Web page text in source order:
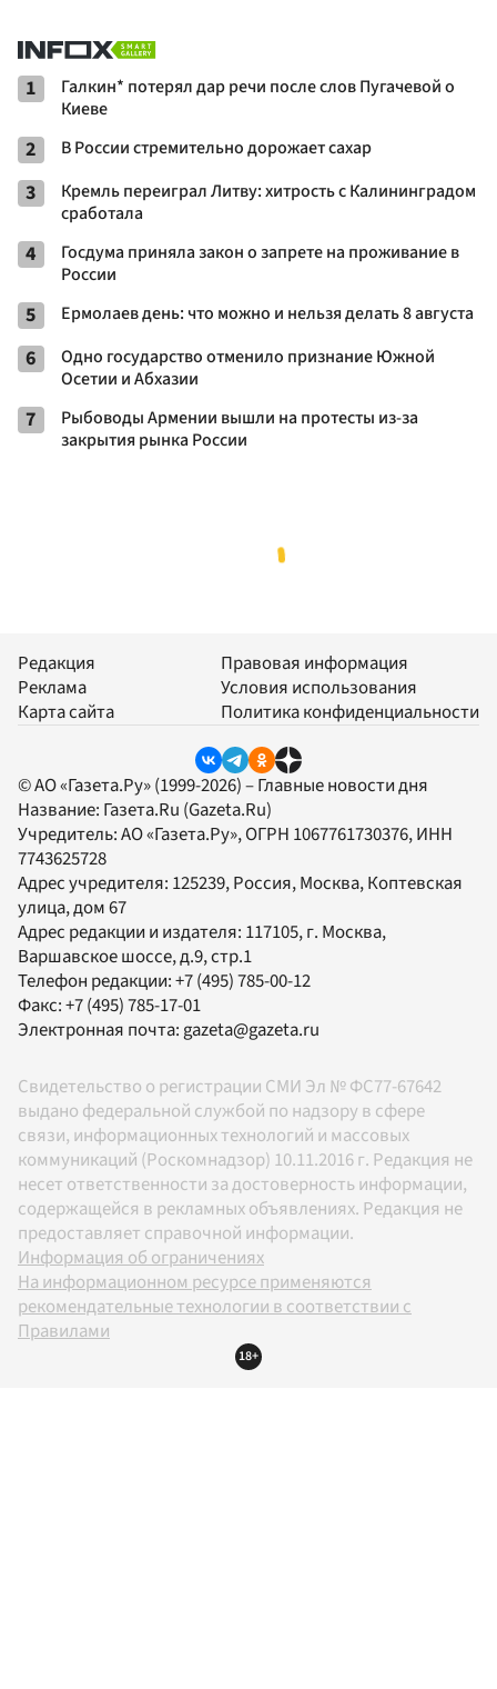
1
Галкин* потерял дар речи после слов Пугачевой о
Киеве
2 В России стремительно дорожает сахар
3
Кремль переиграл Литву: хитрость с Калининградом
сработала
4
Госдума приняла закон о запрете на проживание в
России
5 Ермолаев день: что можно и нельзя делать 8 августа
6
Одно государство отменило признание Южной
Осетии и Абхазии
7
Рыбоводы Армении вышли на протесты из-за
закрытия рынка России
Редакция
Реклама
Карта сайта
Правовая информация
Условия использования
Политика конфиденциальности
© АО «Газета.Ру» (1999-2026) – Главные новости дня
Название: Газета.Ru (Gazeta.Ru)
Учредитель:АО «Газета.Ру», ОГРН 1067761730376, ИНН
7743625728
Адрес учредителя: 125239, Россия, Москва, Коптевская
улица, дом 67
Адрес редакции и издателя: 117105, г. Москва,
Варшавское шоссе, д.9, стр.1
Телефон редакции:+7 (495) 785-00-12
Факс:+7 (495) 785-17-01
Электронная почта:gazeta@gazeta.ru
Свидетельство о регистрации СМИ Эл № ФС77-67642
выдано федеральной службой по надзору в сфере
связи, информационных технологий и массовых
коммуникаций (Роскомнадзор) 10.11.2016 г. Редакция не
несет ответственности за достоверность информации,
содержащейся в рекламных объявлениях. Редакция не
предоставляет справочной информации.
Информация об ограничениях
На информационном ресурсе применяются
рекомендательные технологии в соответствии с
Правилами
18+